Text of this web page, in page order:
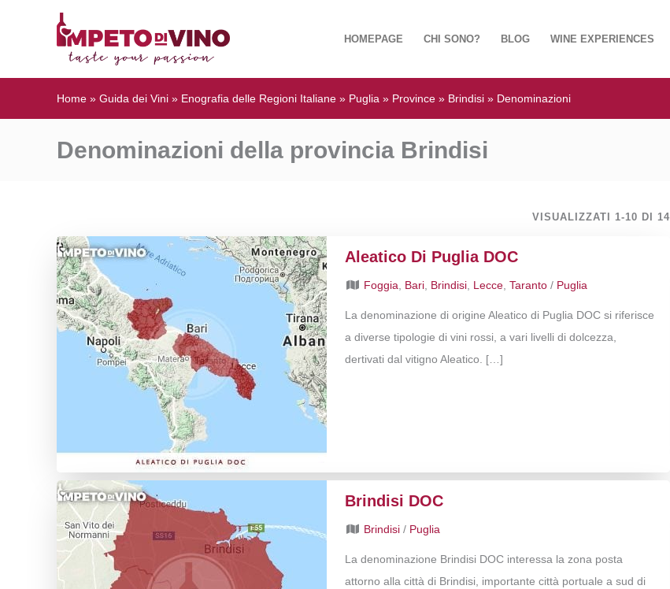
HOMEPAGE CHI SONO? BLOG WINE EXPERIENCES
Home » Guida dei Vini » Enografia delle Regioni Italiane » Puglia » Province » Brindisi » Denominazioni
Denominazioni della provincia Brindisi
VISUALIZZATI 1-10 DI 14
Aleatico Di Puglia DOC
Foggia Bari Brindisi Lecce ,Taranto / Puglia
La denominazione di origine Aleatico di Puglia DOC si riferisce
a diverse tipologie di vini rossi, a vari livelli di dolcezza,
dertivati dal vitigno Aleatico. […]
Brindisi DOC
Brindisi / Puglia
La denominazione Brindisi DOC interessa la zona posta
attorno alla città di Brindisi, importante città portuale a sud di